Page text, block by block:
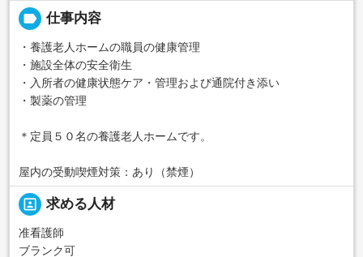
label 仕事内容
・養護老人ホームの職員の健康管理
・施設全体の安全衛生
・入所者の健康状態ケア・管理および通院付き添い
・製薬の管理
＊定員５０名の養護老人ホームです。
屋内の受動喫煙対策：あり（禁煙）
portrait 求める人材
准看護師
ブランク可